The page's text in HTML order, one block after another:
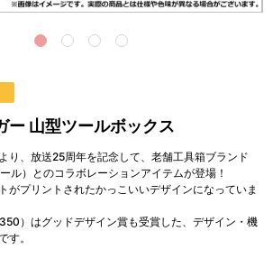
ー 山型ツールボックス
り、放送25周年を記念して、老舗工具箱ブランド
ル）とのコラボレーションアイテムが登場！
がプリントされたかっこいいデザインになっていま
）はグッドデザイン賞も受賞した、デザイン・機
す。